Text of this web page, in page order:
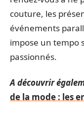
couture, les
événements
impose un tempo
passionnés.
A découvrir
de la mode : les